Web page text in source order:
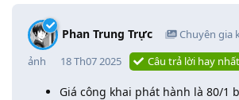
Phan Trung Trực
Chuyên gia
ảnh
18 Th07 2025 Câu trả lời hay nhất
Giá công khai phát hành là 80/1